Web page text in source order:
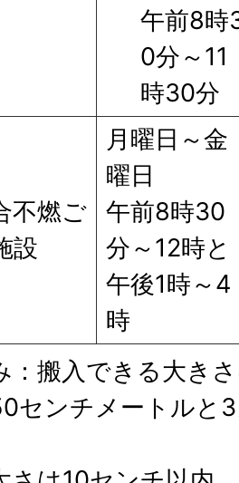
午前8時
0分～11
時30分
不燃ご
設
月曜日～金
曜日
午前8時30
分～12時と
午後1時～4
時
：搬入できる大き
センチメートルと